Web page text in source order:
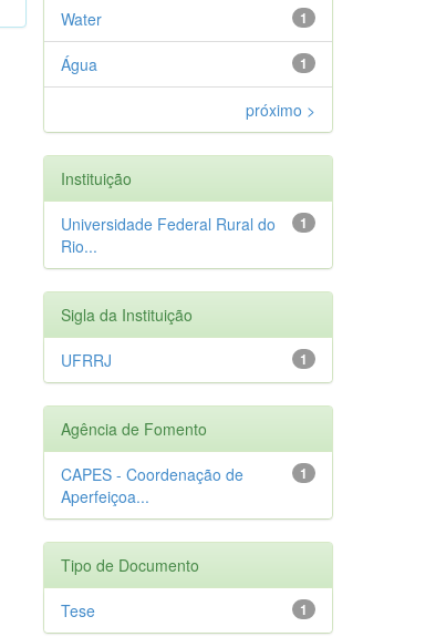
1
Water
1
Água
próximo >
Instituição
1
Universidade Federal Rural do
Rio...
Sigla da Instituição
1
UFRRJ
Agência de Fomento
1
CAPES - Coordenação de
Aperfeiçoa...
Tipo de Documento
1
Tese